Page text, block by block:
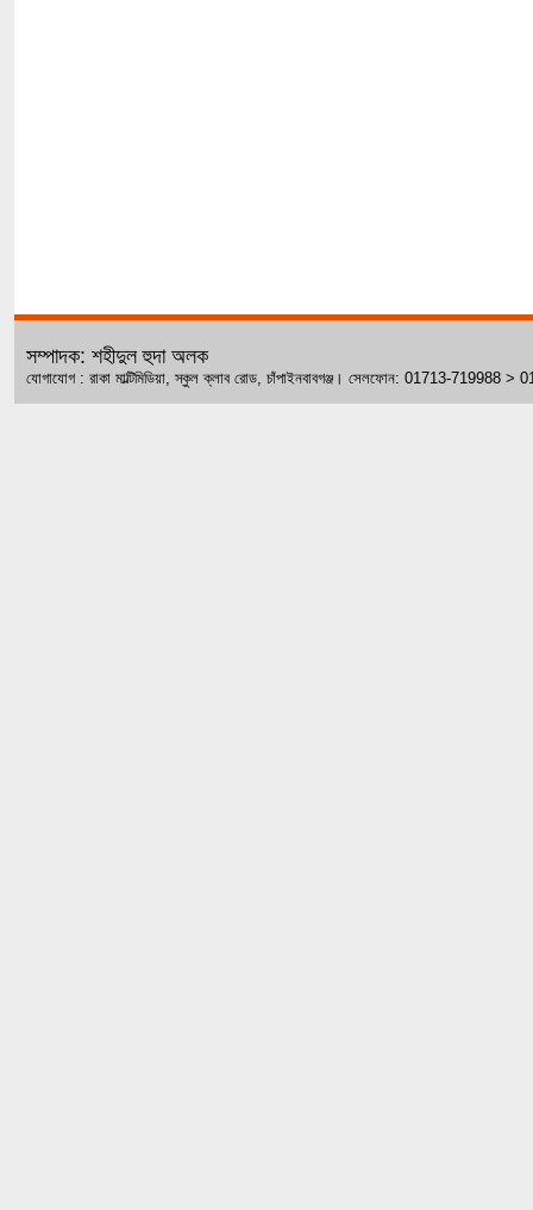
সম্পাদক: শহীদুল হুদা অলক
যোগাযোগ : রাকা মাল্টিমিডিয়া, স্কুল ক্লাব রোড, চাঁপাইনবাবগঞ্জ। সেলফোন: 01713-